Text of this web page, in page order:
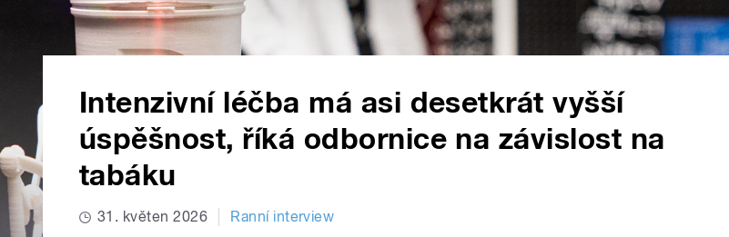
Intenzivní léčba má asi desetkrát vyšší
úspěšnost, říká odbornice na závislost na
tabáku
31. květen 2026 Ranní interview